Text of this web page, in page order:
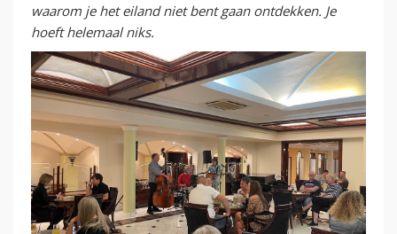
waarom je het eiland niet bent gaan ontdekken. Je
hoeft helemaal niks.